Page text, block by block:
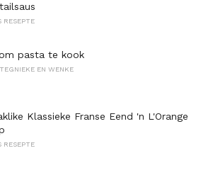
RESEPTE
pasta te kook
EN WENKE
Klassieke Franse Eend 'n L'Orange
RESEPTE